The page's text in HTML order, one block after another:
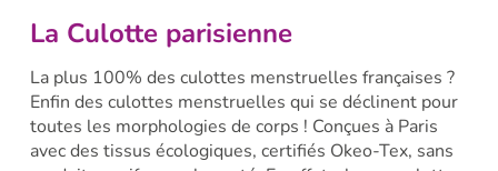
La Culotte parisienne
La plus 100% des culottes menstruelles françaises ?
Enfin des culottes menstruelles qui se déclinent pour
toutes les morphologies de corps ! Conçues à Paris
avec des tissus écologiques, certifiés Okeo-Tex, sans